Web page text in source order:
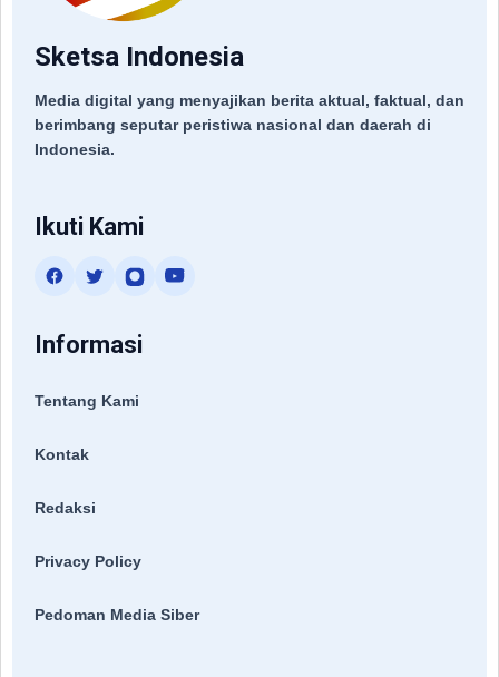
Sketsa Indonesia
Media digital yang menyajikan berita aktual, faktual, dan
berimbang seputar peristiwa nasional dan daerah di
Indonesia.
Ikuti Kami
Informasi
Tentang Kami
Kontak
Redaksi
Privacy Policy
Pedoman Media Siber